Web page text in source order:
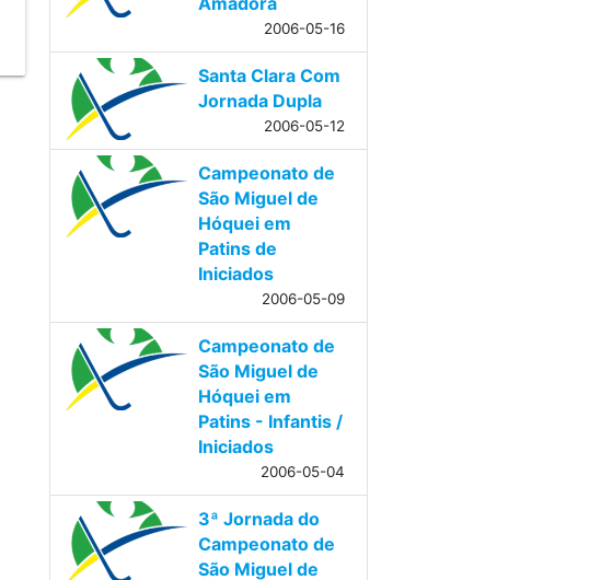
2006-05-16
Santa Clara Com
Jornada Dupla
2006-05-12
Campeonato de
São Miguel de
Hóquei em
Patins de
Iniciados
2006-05-09
Campeonato de
São Miguel de
Hóquei em
Patins - Infantis /
Iniciados
2006-05-04
3ª Jornada do
Campeonato de
São Miguel de